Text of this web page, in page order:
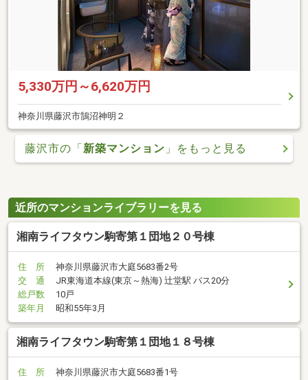
5,330万円～6,620万円
神奈川県藤沢市鵠沼神明２
藤沢市の「新築マンション 」をもっと見る
近所のマンションライブラリーを見る
湘南ライフタウン駒寄第１団地２０号棟
住 所
神奈川県藤沢市大庭5683番2号
交 通
JR東海道本線(東京～熱海) 辻堂駅 バス20分
総戸数
10戸
築年月
昭和55年3月
湘南ライフタウン駒寄第１団地１８号棟
住 所
神奈川県藤沢市大庭5683番1号